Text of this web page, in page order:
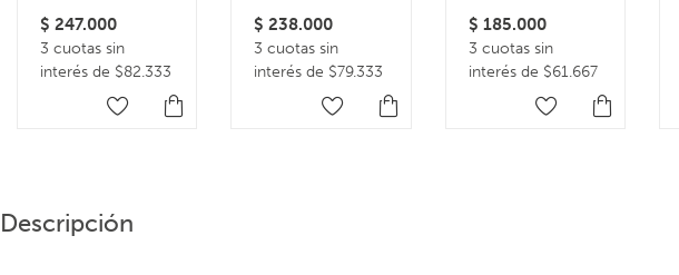
$ 247.000
3 cuotas sin
interés de $82.333
$ 238.000
3 cuotas sin
interés de $79.333
$ 185.000
3 cuotas sin
interés de $61.667
Descripción